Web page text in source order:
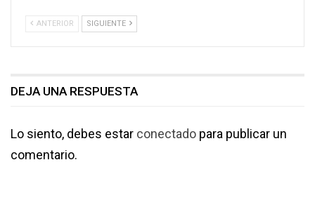
ANTERIOR SIGUIENTE
DEJA UNA RESPUESTA
Lo siento, debes estar conectado para publicar un
comentario.